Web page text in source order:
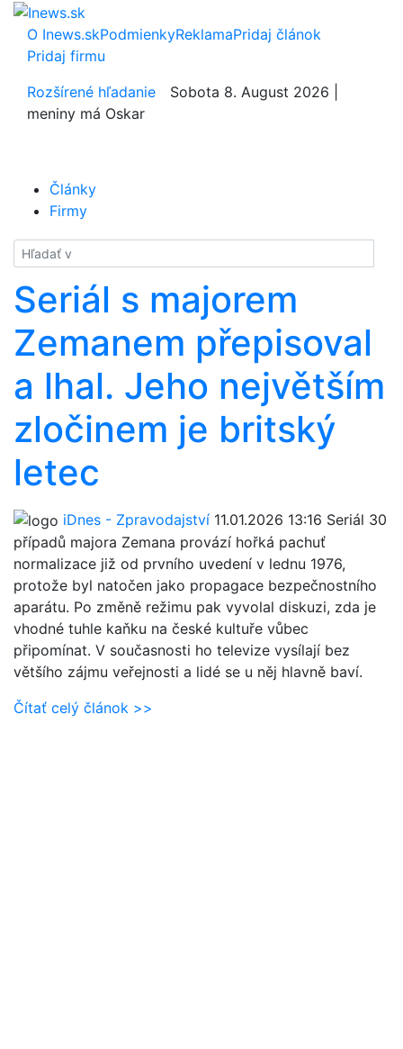
O Inews.skPodmienkyReklamaPridaj článok
Pridaj firmu
Rozšírené hľadanie
Sobota 8. August 2026 |
meniny má Oskar
Články
Firmy
Hladať
Seriál s majorem
Zemanem přepisoval
a lhal. Jeho největším
zločinem je britský
letec
iDnes - Zpravodajství 11.01.2026 13:16 Seriál 30
případů majora Zemana provází hořká pachuť
normalizace již od prvního uvedení v lednu 1976,
protože byl natočen jako propagace bezpečnostního
aparátu. Po změně režimu pak vyvolal diskuzi, zda je
vhodné tuhle kaňku na české kultuře vůbec
připomínat. V současnosti ho televize vysílají bez
většího zájmu veřejnosti a lidé se u něj hlavně baví.
Čítať celý článok >>